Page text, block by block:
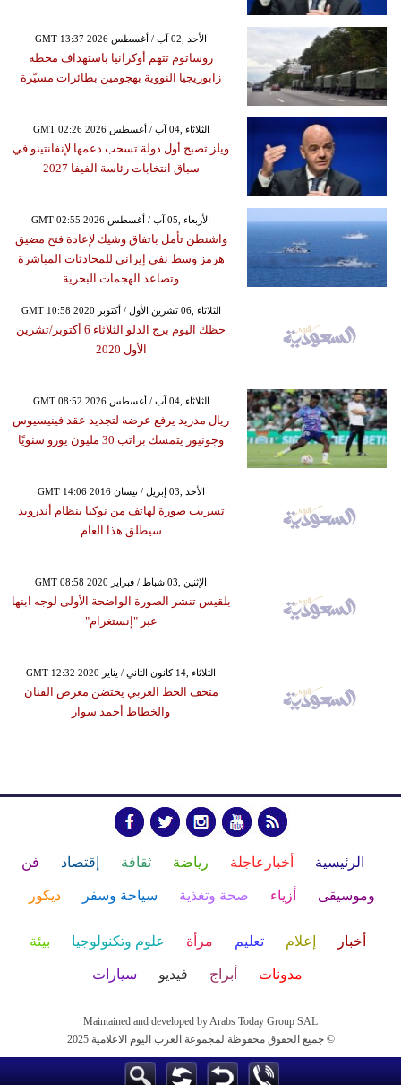
GMT 13:37 2026 الأحد ,02 آب / أغسطس
روساتوم تتهم أوكرانيا باستهداف محطة
زابوريجيا النووية بهجومين بطائرات مسيّرة
GMT 02:26 2026 الثلاثاء ,04 آب / أغسطس
ويلز تصبح أول دولة تسحب دعمها لإنفانتينو في
سباق انتخابات رئاسة الفيفا 2027
GMT 02:55 2026 الأربعاء ,05 آب / أغسطس
واشنطن تأمل باتفاق وشيك لإعادة فتح مضيق
هرمز وسط نفي إيراني للمحادثات المباشرة
وتصاعد الهجمات البحرية
GMT 10:58 2020 الثلاثاء ,06 تشرين الأول / أكتوبر
حظك اليوم برج الدلو الثلاثاء 6 أكتوبر/تشرين
الأول 2020
GMT 08:52 2026 الثلاثاء ,04 آب / أغسطس
ريال مدريد يرفع عرضه لتجديد عقد فينيسيوس
وجونيور يتمسك براتب 30 مليون يورو سنويًا
GMT 14:06 2016 الأحد ,03 إبريل / نيسان
تسريب صورة لهاتف من نوكيا بنظام أندرويد
سيطلق هذا العام
GMT 08:58 2020 الإثنين ,03 شباط / فبراير
بلقيس تنشر الصورة الواضحة الأولى لوجه ابنها
عبر "إنستغرام"
GMT 12:32 2020 الثلاثاء ,14 كانون الثاني / يناير
متحف الخط العربي يحتضن معرض الفنان
والخطاط أحمد سوار
الرئيسية أخبارعاجلة رياضة ثقافة إقتصاد فن
وموسيقى أزياء صحة وتغذية سياحة وسفر ديكور
أخبار إعلام تعليم مرأة علوم وتكنولوجيا بيئة
مدونات أبراج فيديو سيارات
Maintained and developed by Arabs Today Group SAL
جميع الحقوق محفوظة لمجموعة العرب اليوم الاعلامية 2025 ©